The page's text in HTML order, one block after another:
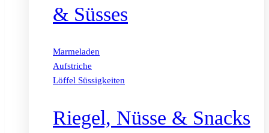
& Süsses
Marmeladen
Aufstriche
Löffel Süssigkeiten
Riegel, Nüsse & Snacks